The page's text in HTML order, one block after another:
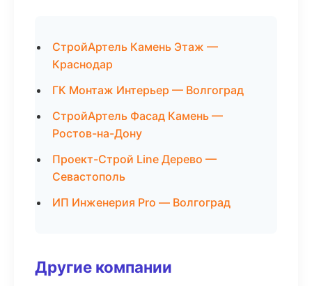
СтройАртель Камень Этаж —
Краснодар
ГК Монтаж Интерьер — Волгоград
СтройАртель Фасад Камень —
Ростов-на-Дону
Проект-Строй Line Дерево —
Севастополь
ИП Инженерия Pro — Волгоград
Другие компании